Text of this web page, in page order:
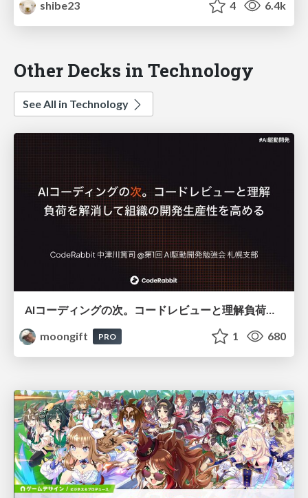
shibe23 4 6.4k
Other Decks in Technology
See All in Technology
moongift
PRO 1 680